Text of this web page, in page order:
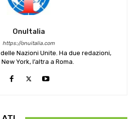
OnuItalia
https://onuitalia.com
Nazioni Unite. Ha due redazioni,
York, l’altra a Roma.